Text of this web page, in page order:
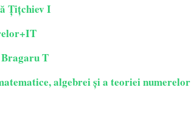
Țițchiev I
T
algebrei și a teoriei numerelor